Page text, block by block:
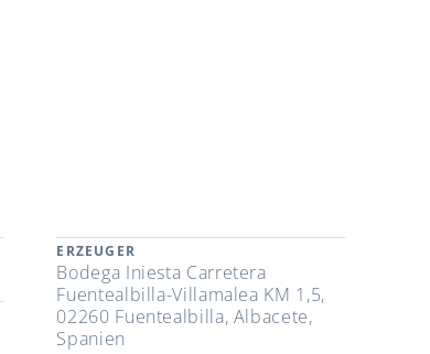
ERZEUGER
Bodega Iniesta Carretera
Fuentealbilla-Villamalea KM 1,5,
02260 Fuentealbilla, Albacete,
Spanien